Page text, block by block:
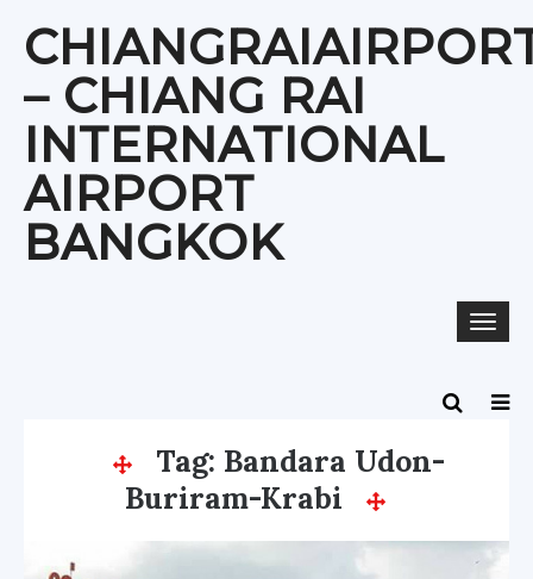
content
– CHIANG RAI
INTERNATIONAL
AIRPORT
BANGKOK
Tag: Bandara Udon-
Buriram-Krabi